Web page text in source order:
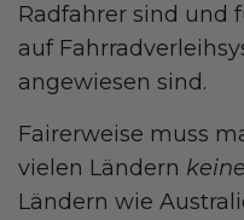
Radfahrer sind und
auf
angewiesen sind.
Fairerweise muss
vielen Ländern keine
Ländern wie